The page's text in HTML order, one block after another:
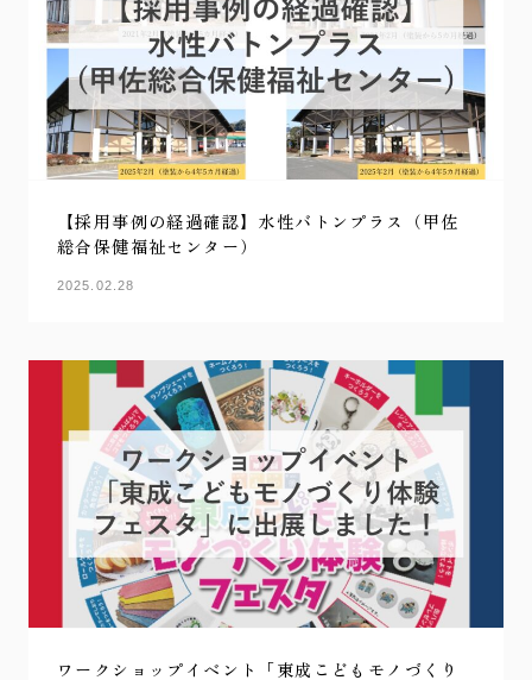
【採用事例の経過確認】水性バトンプラス（甲佐
総合保健福祉センター）
2025.02.28
ワークショップイベント「東成こどもモノづくり